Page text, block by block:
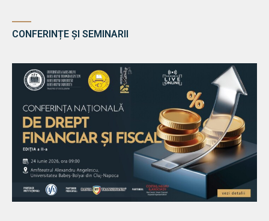
CONFERINȚE ȘI SEMINARII